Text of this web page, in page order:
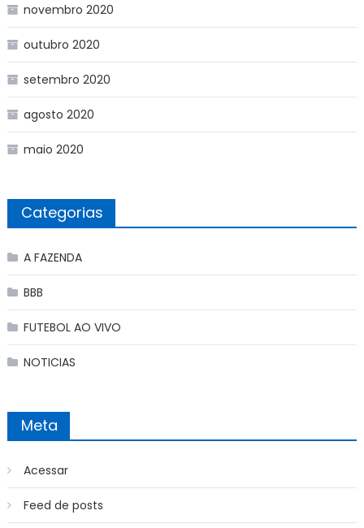
novembro 2020
outubro 2020
setembro 2020
agosto 2020
maio 2020
Categorias
A FAZENDA
BBB
FUTEBOL AO VIVO
NOTICIAS
Meta
Acessar
Feed de posts